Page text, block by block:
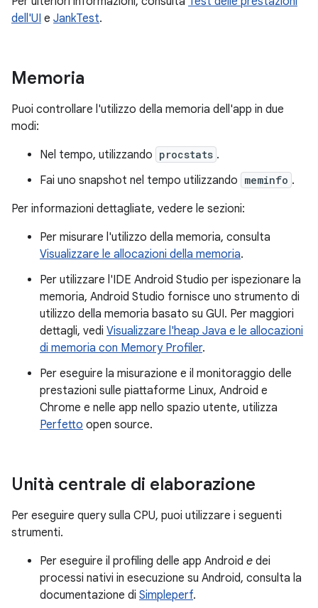
dell'UI e JankTest.
Memoria
Puoi controllare l'utilizzo della memoria dell'app in due
modi:
Nel tempo, utilizzando procstats .
Fai uno snapshot nel tempo utilizzando meminfo .
Per informazioni dettagliate, vedere le sezioni:
Per misurare l'utilizzo della memoria, consulta
Visualizzare le allocazioni della memoria.
Per utilizzare l'IDE Android Studio per ispezionare la
memoria, Android Studio fornisce uno strumento di
utilizzo della memoria basato su GUI. Per maggiori
dettagli, vedi Visualizzare l'heap Java e le allocazioni
di memoria con Memory Profiler.
Per eseguire la misurazione e il monitoraggio delle
prestazioni sulle piattaforme Linux, Android e
Chrome e nelle app nello spazio utente, utilizza
Perfetto open source.
Unità centrale di elaborazione
Per eseguire query sulla CPU, puoi utilizzare i seguenti
strumenti.
Per eseguire il profiling delle app Android e dei
processi nativi in esecuzione su Android, consulta la
documentazione di Simpleperf.